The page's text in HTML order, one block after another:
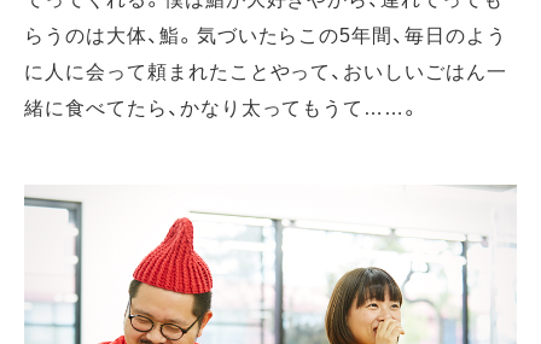
らうのは大体、鮨。気づいたらこの5年間、毎日のよう
に人に会って頼まれたことやって、おいしいごはん一
緒に食べてたら、かなり太ってもうて……。